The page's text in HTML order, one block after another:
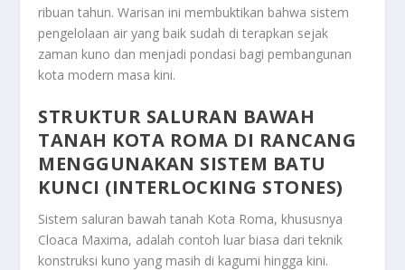
ribuan tahun. Warisan ini membuktikan bahwa sistem
pengelolaan air yang baik sudah di terapkan sejak
zaman kuno dan menjadi pondasi bagi pembangunan
kota modern masa kini.
STRUKTUR SALURAN BAWAH
TANAH KOTA ROMA DI RANCANG
MENGGUNAKAN SISTEM BATU
KUNCI (INTERLOCKING STONES)
Sistem saluran bawah tanah Kota Roma, khususnya
Cloaca Maxima, adalah contoh luar biasa dari teknik
konstruksi kuno yang masih di kagumi hingga kini.